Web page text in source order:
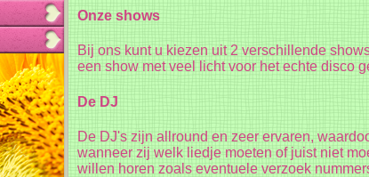
Onze shows
Bij ons kunt u kiezen uit 2 verschillende
een show met veel licht voor het echte disco
De DJ
De DJ's zijn allround en zeer ervaren,
wanneer zij welk liedje moeten of juist niet
willen horen zoals eventuele verzoek